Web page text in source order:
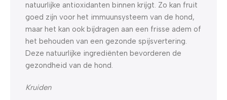
natuurlijke antioxidanten binnen krijgt. Zo kan fruit
goed zijn voor het immuunsysteem van de hond,
maar het kan ook bijdragen aan een frisse adem of
het behouden van een gezonde spijsvertering.
Deze natuurlijke ingrediënten bevorderen de
gezondheid van de hond.
Kruiden